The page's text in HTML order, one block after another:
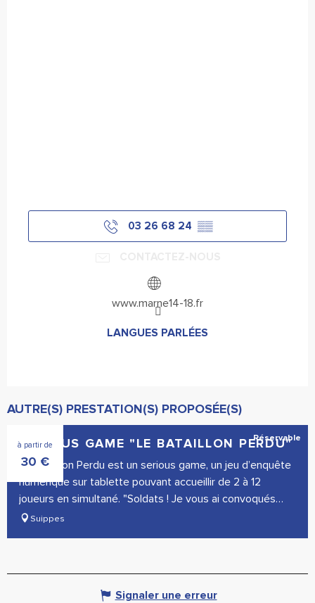
03 26 68 24 ▒▒
www.marne14-18.fr
LANGUES PARLÉESLANGUES PARLÉES
AUTRE(S) PRESTATION(S) PROPOSÉE(S)
à partir de
30 €
SERIOUS GAME "LE BATAILLON PERDU"
Le Bataillon Perdu est un serious game, un jeu d’enquête
numérique sur tablette pouvant accueillir de 2 à 12
joueurs en simultané. "Soldats ! Je vous ai convoqués
pour vous...
Suippes
Réservable
Signaler une erreur